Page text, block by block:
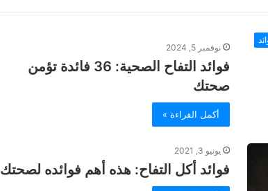
نوفمبر 5, 2024
فوائد التفاح الصحية: 36 فائدة تؤمن
صحتك
أكمل القراءة »
يونيو 3, 2021
فوائد أكل التفاح: هذه أهم فوائده لصحتك